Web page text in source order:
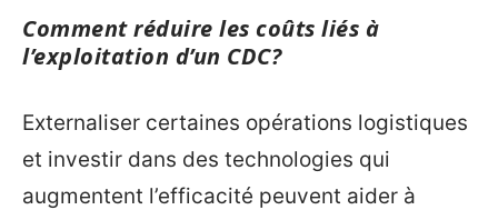
Comment réduire les coûts liés à
l’exploitation d’un CDC?
Externaliser certaines opérations logistiques
et investir dans des technologies qui
augmentent l’efficacité peuvent aider à